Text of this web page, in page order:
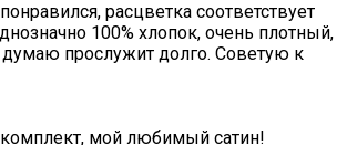
расцветка соответствует
100% хлопок, очень плотный,
думаю прослужит долго. Советую к
мой любимый сатин!